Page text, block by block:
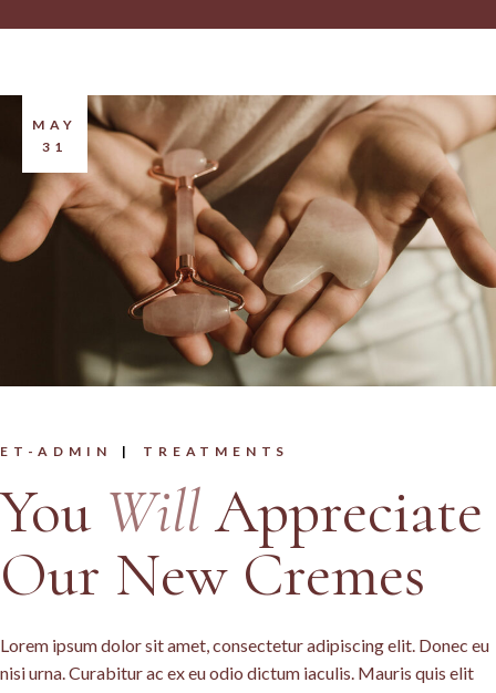
MAY
31
ET-ADMIN TREATMENTS
You WillAppreciate
Our New Cremes
Lorem ipsum dolor sit amet, consectetur adipiscing elit. Donec eu
nisi urna. Curabitur ac ex eu odio dictum iaculis. Mauris quis elit